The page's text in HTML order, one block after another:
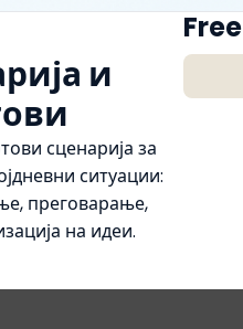
и
сценарија за
ситуации:
преговарање,
на идеи.
Free